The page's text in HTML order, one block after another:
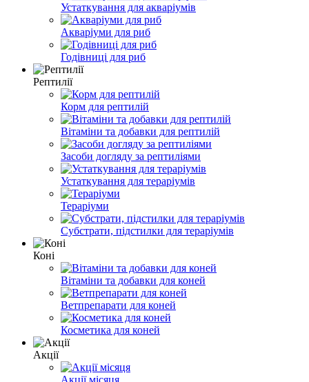
Устаткування для акваріумів
Акваріуми для риб
Годівниці для риб
Рептилії
Корм для рептилій
Вітаміни та добавки для рептилій
Засоби догляду за рептиліями
Устаткування для тераріумів
Тераріуми
Субстрати, підстилки для тераріумів
Коні
Вітаміни та добавки для коней
Ветпрепарати для коней
Косметика для коней
Акції
Акції місяця